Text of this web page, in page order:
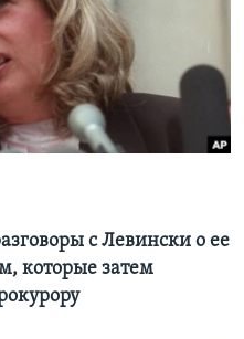
с Левински о ее
которые затем